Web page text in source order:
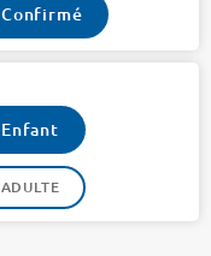
Confirmé
Enfant
ADULTE